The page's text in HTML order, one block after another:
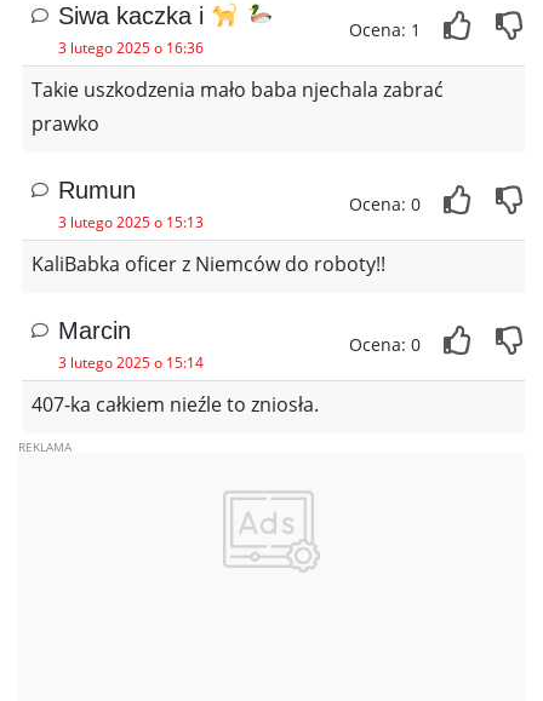
Siwa kaczka i
3 lutego 2025 o 16:36
Ocena: 1
Takie uszkodzenia mało baba njechala zabrać
prawko
Rumun
3 lutego 2025 o 15:13
Ocena: 0
KaliBabka oficer z Niemców do roboty!!
Marcin
3 lutego 2025 o 15:14
Ocena: 0
407-ka całkiem nieźle to zniosła.